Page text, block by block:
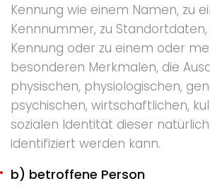
Kennung wie einem Namen, zu
Kennnummer, zu
Kennung oder zu einem oder
besonderen Merkmalen, die
physischen, physiologischen,
psychischen, wirtschaftlichen,
sozialen Identität dieser
identifiziert werden kann.
b) betroffene Person